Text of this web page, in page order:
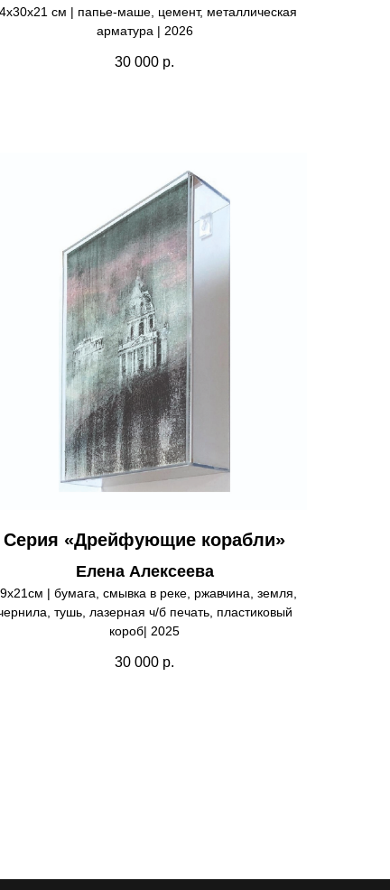
см | папье-маше, цемент, металлическая
арматура | 2026
30 000 р.
Серия «Дрейфующие корабли»
Елена Алексеева
| бумага, смывка в реке, ржавчина, земля,
тушь, лазерная ч/б печать, пластиковый
короб| 2025
30 000 р.